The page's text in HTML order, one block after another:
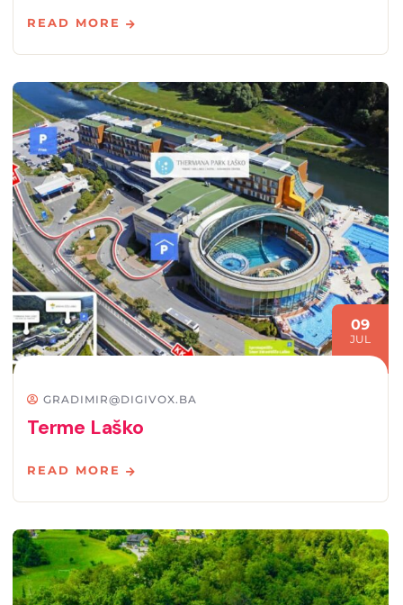
READ MORE
09
JUL
GRADIMIR@DIGIVOX.BA
Terme Laško
READ MORE